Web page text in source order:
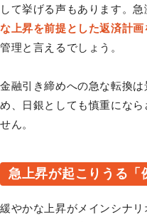
して挙げる声もあります。
な上昇を前提とした返済計画
管理と言えるでしょう。
金融引き締めへの急な転換
め、日銀としても慎重にな
せん。
急上昇が起こりうる「
緩やかな上昇がメインシナ